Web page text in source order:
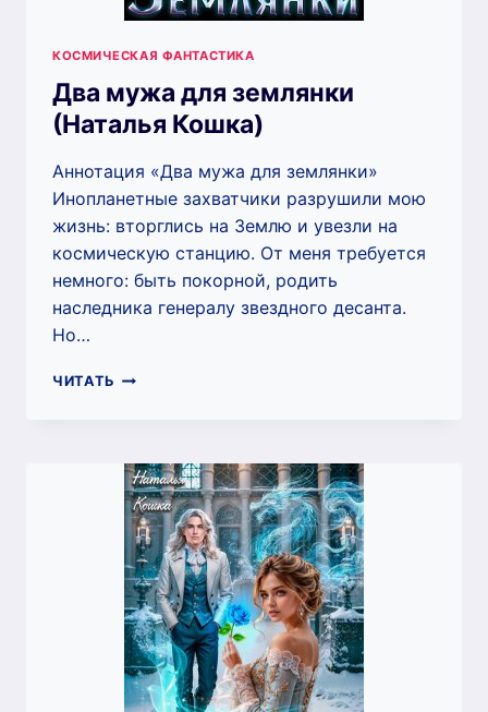
КОСМИЧЕСКАЯ ФАНТАСТИКА
Два мужа для землянки
(Наталья Кошка)
Аннотация «Два мужа для землянки»
Инопланетные захватчики разрушили мою
жизнь: вторглись на Землю и увезли на
космическую станцию. От меня требуется
немного: быть покорной, родить
наследника генералу звездного десанта.
Но…
ЧИТАТЬ ДВА
(НАТАЛЬЯ
КОШКА)